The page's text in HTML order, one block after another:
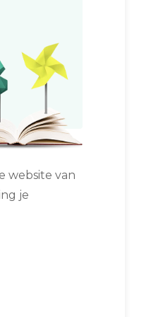
website van
je